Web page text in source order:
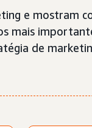
e mostram
mais
de